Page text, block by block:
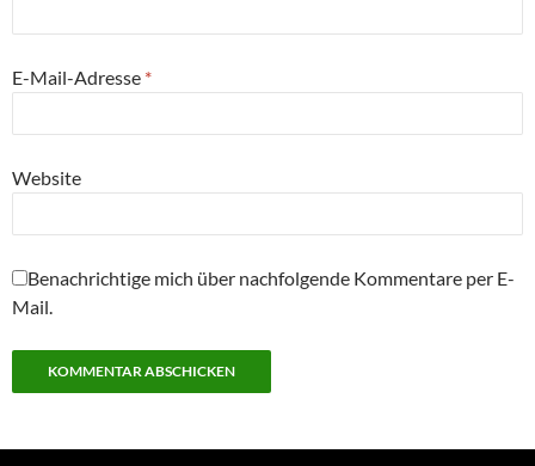
E-Mail-Adresse *
Website
Benachrichtige mich über nachfolgende Kommentare per E-
Mail.